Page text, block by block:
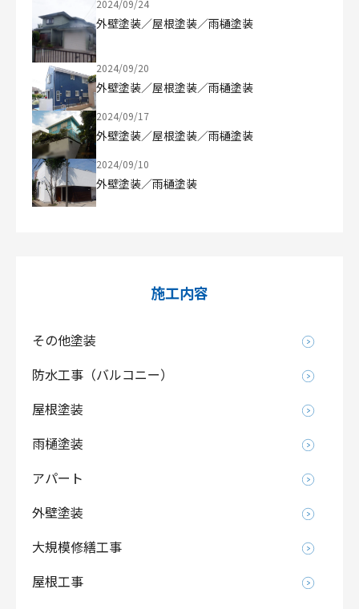
2024/09/24
外壁塗装／屋根塗装／雨樋塗装
2024/09/20
外壁塗装／屋根塗装／雨樋塗装
2024/09/17
外壁塗装／屋根塗装／雨樋塗装
2024/09/10
外壁塗装／雨樋塗装
施工内容
その他塗装
防水工事（バルコニー）
屋根塗装
雨樋塗装
アパート
外壁塗装
大規模修繕工事
屋根工事